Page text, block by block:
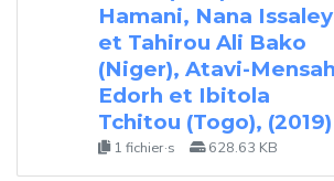
Hamani, Nana Issaley
et Tahirou Ali Bako
(Niger), Atavi-Mensah
Edorh et Ibitola
Tchitou (Togo), (2019)
1 fichier·s 628.63 KB